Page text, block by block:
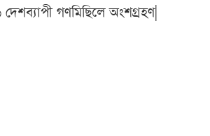
গণমিছিলে অংশগ্রহণ|